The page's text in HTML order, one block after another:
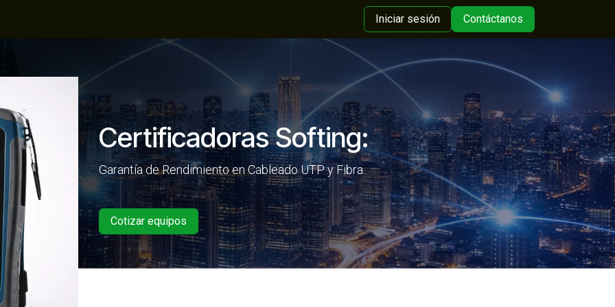
Iniciar sesión Contáctanos
Certificadoras Softing:
Garantía de Rendimiento en Cableado UTP y Fibra.
Cotizar equipos